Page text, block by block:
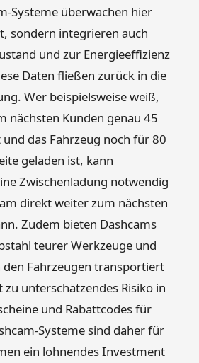
Systeme überwachen hier
sondern integrieren auch
und zur Energieeffizienz
Daten fließen zurück in die
Wer beispielsweise weiß,
nächsten Kunden genau 45
das Fahrzeug noch für 80
geladen ist, kann
Zwischenladung notwendig
direkt weiter zum nächsten
Zudem bieten Dashcams
teurer Werkzeuge und
den Fahrzeugen transportiert
zu unterschätzendes Risiko in
und Rabattcodes für
Systeme sind daher für
ein lohnendes Investment